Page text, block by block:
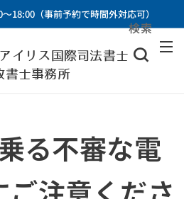
18:00（事前予約で時間外対応可）
イリス国際司法書士・
書士事務所
検索
る不審な電